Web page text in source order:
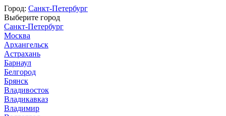
Город: Санкт-Петербург
Выберите город
Санкт-Петербург
Москва
Архангельск
Астрахань
Барнаул
Белгород
Брянск
Владивосток
Владикавказ
Владимир